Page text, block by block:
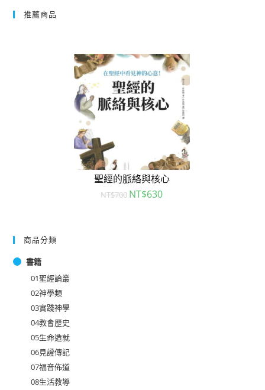
推薦商品
聖經的脈絡與核心
NT$700 NT$630
商品分類
書籍
01聖經論叢
02神學類
03實踐神學
04教會歷史
05生命造就
06見證傳記
07福音佈道
08生活教導